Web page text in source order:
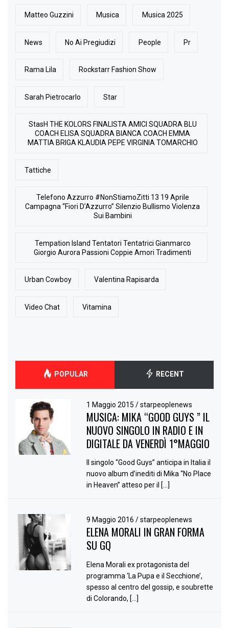
Matteo Guzzini Musica Musica 2025
News No Ai Pregiudizi People Pr
Rama Lila Rockstarr Fashion Show
Sarah Pietrocarlo Star
StasH THE KOLORS FINALISTA AMICI SQUADRA BLU
COACH ELISA SQUADRA BIANCA COACH EMMA
MATTIA BRIGA KLAUDIA PEPE VIRGINIA TOMARCHIO
Tattiche
Telefono Azzurro #NonStiamoZitti 13 19 Aprile
Campagna “Fiori D’Azzurro” Silenzio Bullismo Violenza
Sui Bambini
Tempation Island Tentatori Tentatrici Gianmarco
Giorgio Aurora Passioni Coppie Amori Tradimenti
Urban Cowboy Valentina Rapisarda
Video Chat Vitamina
POPULAR RECENT
1 Maggio 2015/ starpeoplenews
MUSICA: MIKA “GOOD GUYS ” IL
NUOVO SINGOLO IN RADIO E IN
DIGITALE DA VENERDÌ 1°MAGGIO
Il singolo “Good Guys” anticipa in Italia il
nuovo album d’inediti di Mika “No Place
in Heaven” atteso per il […]
9 Maggio 2016/ starpeoplenews
ELENA MORALI IN GRAN FORMA
SU GQ
Elena Morali ex protagonista del
programma ‘La Pupa e il Secchione’,
spesso al centro del gossip, e soubrette
di Colorando, […]